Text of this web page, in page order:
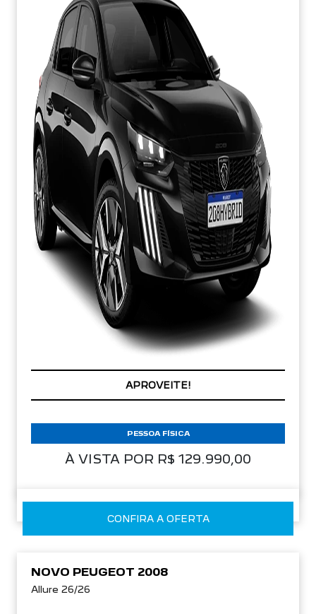
PREÇOS REDUZIDOS
À VISTA POR R$ 129.990,00
PESSOA FÍSICA
CONFIRA A OFERTA
NOVO PEUGEOT 2008
Allure 26/26